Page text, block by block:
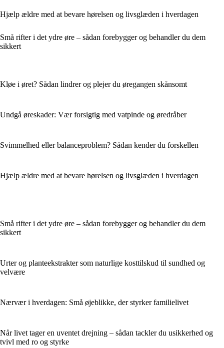
Hjælp ældre med at bevare hørelsen og livsglæden i hverdagen
Små rifter i det ydre øre – sådan forebygger og behandler du dem
sikkert
Kløe i øret? Sådan lindrer og plejer du øregangen skånsomt
Undgå øreskader: Vær forsigtig med vatpinde og øredråber
Svimmelhed eller balanceproblem? Sådan kender du forskellen
Hjælp ældre med at bevare hørelsen og livsglæden i hverdagen
Små rifter i det ydre øre – sådan forebygger og behandler du dem
sikkert
Urter og planteekstrakter som naturlige kosttilskud til sundhed og
velvære
Nærvær i hverdagen: Små øjeblikke, der styrker familielivet
Når livet tager en uventet drejning – sådan tackler du usikkerhed og
tvivl med ro og styrke